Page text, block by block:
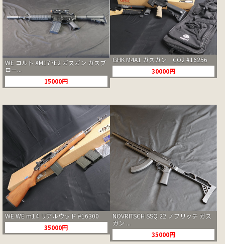
WE コルト XM177E2 ガスガン ガスブ
ロー...
15000円
GHK M4A1 ガスガン CO2 #16256
30000円
WE WE m14 リアルウッド #16300
35000円
NOVRITSCH SSQ 22 ノブリッチ ガス
ガン ...
35000円